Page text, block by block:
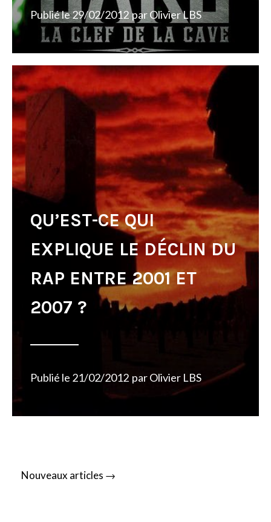
Publié le29/02/2012 parOlivier LBS
QU’EST-CE QUI
EXPLIQUE LE DÉCLIN DU
RAP ENTRE 2001 ET
2007 ?
Publié le 21/02/2012 parOlivier LBS
Posts
Nouveaux articles →